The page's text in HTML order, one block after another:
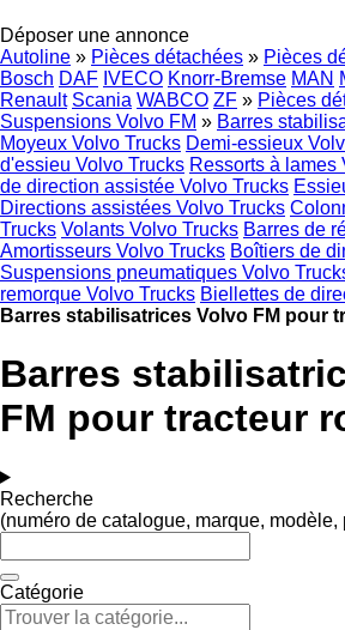
Déposer une annonce
Autoline » Pièces détachées » Pièces
Bosch DAF IVECO Knorr-Bremse MAN
Renault Scania WABCO ZF » Pièces
Suspensions Volvo FM » Barres
Moyeux Volvo Trucks Demi-essieux
d'essieu Volvo Trucks Ressorts à lames
de direction assistée Volvo Trucks
Directions assistées Volvo Trucks
Trucks Volants Volvo Trucks Barres de
Amortisseurs Volvo Trucks Boîtiers de
Suspensions pneumatiques Volvo
remorque Volvo Trucks Biellettes de
Barres stabilisatrices Volvo FM pour
Barres
FM pour tracteur
Recherche
(numéro de catalogue, marque,
Catégorie